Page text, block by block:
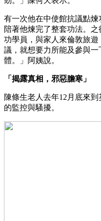
有一次他在中使館抗議點
陪著他煉完了整套功法。
功學員，與家人來倫敦旅
議，就想要力所能及參與
體。」阿姨說。
「揭露真相，邪惡膽寒」
陳條生老人去年12月底來
的監控與騷擾。